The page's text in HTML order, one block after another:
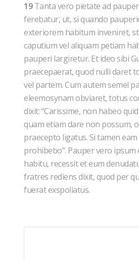
19Tanta vero pietate ad
ferebatur, ut, si quando
exteriorem habitum inveniret,
caputium vel aliquam petiam
pauperi largiretur. Et ideo sibi
praecepaerat, quod nulli daret
vel partem. Cum autem semel
eleemosynam obviaret, totus
dixit: “Carissime, non habeo
quam etiam dare non possum,
praecepto ligatus. Si tamen
prohibebo”. Pauper vero ipsum
habitu, recessit et eum
fratres rediens dixit, quod per
fuerat exspoliatus.